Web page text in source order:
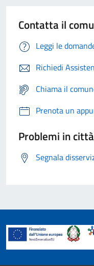
Contatta il
Leggi le
Richiedi
Chiama il
Prenota un
Problemi in città
Segnala